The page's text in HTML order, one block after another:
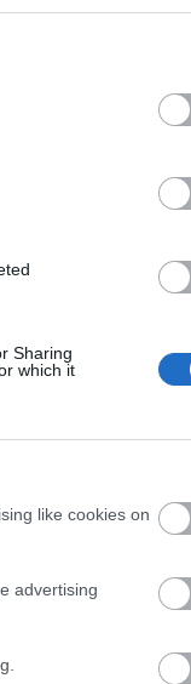
Sharing
which it
like cookies on
advertising
VM-
11.02.2024
Norge tapetserte pallen.